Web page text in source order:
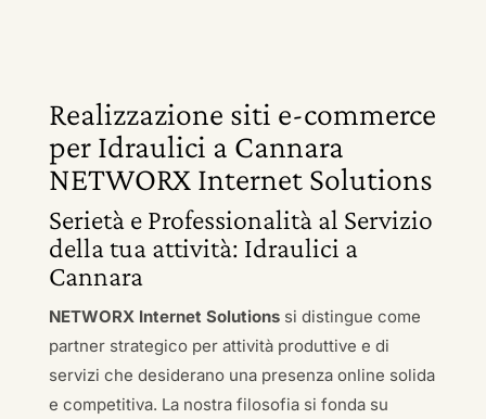
Realizzazione siti e-commerce
per Idraulici a Cannara
NETWORX Internet Solutions
Serietà e Professionalità al Servizio
della tua attività: Idraulici a
Cannara
NETWORX Internet Solutionssi distingue come
partner strategico per attività produttive e di
servizi che desiderano una presenza online solida
e competitiva. La nostra filosofia si fonda su